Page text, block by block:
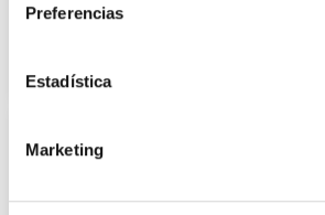
Preferencias
Estadística
Marketing
representa una gran oportunidad
con discapacidad puedan
acceder a nuevas posibilidades en
y laboral.
2 de abril de 2025